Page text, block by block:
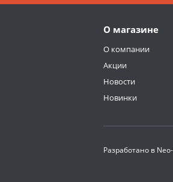
О магазине
О компании
Акции
Новости
Новинки
Разработано в